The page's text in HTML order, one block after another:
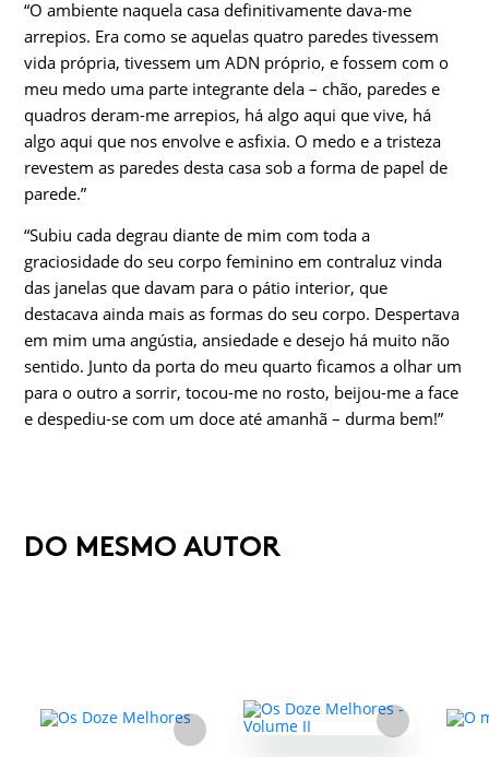
“O ambiente naquela casa definitivamente dava-me
arrepios. Era como se aquelas quatro paredes tivessem
vida própria, tivessem um ADN próprio, e fossem com o
meu medo uma parte integrante dela – chão, paredes e
quadros deram-me arrepios, há algo aqui que vive, há
algo aqui que nos envolve e asfixia. O medo e a tristeza
revestem as paredes desta casa sob a forma de papel de
parede.”
“Subiu cada degrau diante de mim com toda a
graciosidade do seu corpo feminino em contraluz vinda
das janelas que davam para o pátio interior, que
destacava ainda mais as formas do seu corpo. Despertava
em mim uma angústia, ansiedade e desejo há muito não
sentido. Junto da porta do meu quarto ficamos a olhar um
para o outro a sorrir, tocou-me no rosto, beijou-me a face
e despediu-se com um doce até amanhã – durma bem!”
DO MESMO AUTOR
FAVORITO